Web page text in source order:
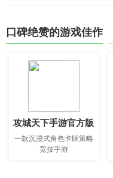
口碑绝赞的游戏佳作
攻城天下手游官方版
一款沉浸式角色卡牌策略
竞技手游